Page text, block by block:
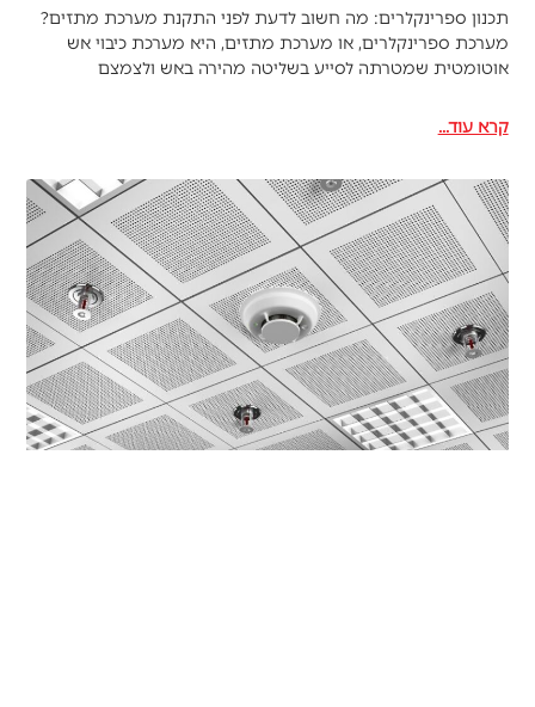
תכנון ספרינקלרים: מה חשוב לדעת לפני התקנת מערכת מתזים?
מערכת ספרינקלרים, או מערכת מתזים, היא מערכת כיבוי אש
אוטומטית שמטרתה לסייע בשליטה מהירה באש ולצמצם
קרא עוד...